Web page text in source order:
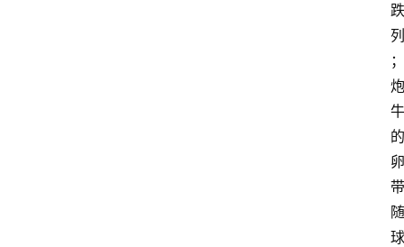
跌
列
；
炮
牛
的
卵
带
随
球